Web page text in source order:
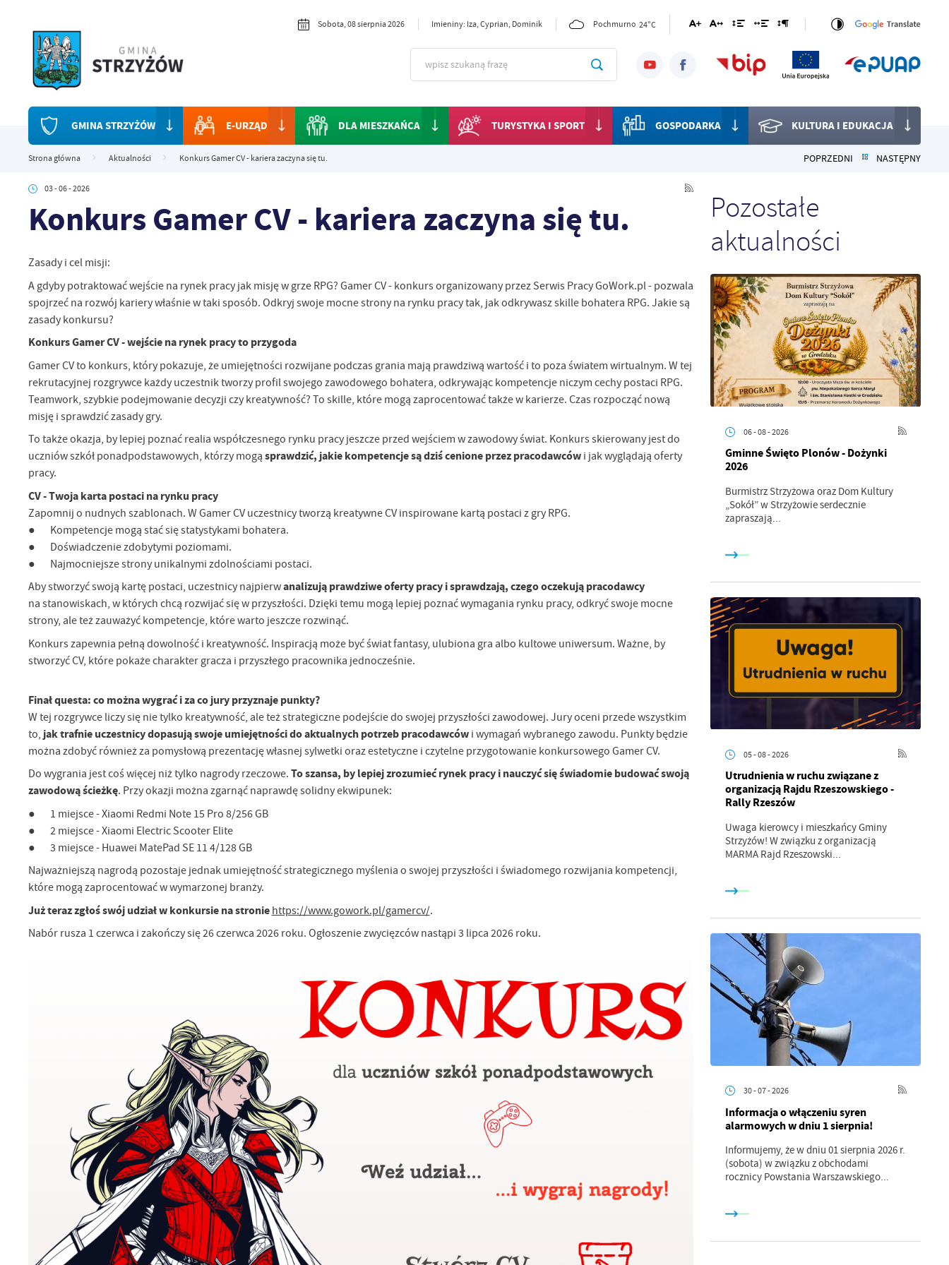
Sobota, 08 sierpnia 2026 Imieniny: Iza, Cyprian, Dominik Pochmurno 24°C
GMINA STRZYŻÓW E-URZĄD DLA MIESZKAŃCA TURYSTYKA I SPORT GOSPODARKA KULTURA I EDUKACJA
Strona główna Aktualności Konkurs Gamer CV - kariera zaczyna się tu. POPRZEDNI NASTĘPNY
03 - 06 - 2026
Konkurs Gamer CV - kariera zaczyna się tu.
Zasady i cel misji:
A gdyby potraktować wejście na rynek pracy jak misję w grze RPG? Gamer CV - konkurs organizowany przez Serwis Pracy GoWork.pl - pozwala
spojrzeć na rozwój kariery właśnie w taki sposób. Odkryj swoje mocne strony na rynku pracy tak, jak odkrywasz skille bohatera RPG. Jakie są
zasady konkursu?
Konkurs Gamer CV - wejście na rynek pracy to przygoda
Gamer CV to konkurs, który pokazuje, że umiejętności rozwijane podczas grania mają prawdziwą wartość i to poza światem wirtualnym. W tej
rekrutacyjnej rozgrywce każdy uczestnik tworzy profil swojego zawodowego bohatera, odkrywając kompetencje niczym cechy postaci RPG.
Teamwork, szybkie podejmowanie decyzji czy kreatywność? To skille, które mogą zaprocentować także w karierze. Czas rozpocząć nową
misję i sprawdzić zasady gry.
To także okazja, by lepiej poznać realia współczesnego rynku pracy jeszcze przed wejściem w zawodowy świat. Konkurs skierowany jest do
uczniów szkół ponadpodstawowych, którzy mogą sprawdzić, jakie kompetencje są dziś cenione przez pracodawcówi jak wyglądają oferty
pracy.
CV - Twoja karta postaci na rynku pracy
Zapomnij o nudnych szablonach. W Gamer CV uczestnicy tworzą kreatywne CV inspirowane kartą postaci z gry RPG.
● Kompetencje mogą stać się statystykami bohatera.
● Doświadczenie zdobytymi poziomami.
● Najmocniejsze strony unikalnymi zdolnościami postaci.
Aby stworzyć swoją kartę postaci, uczestnicy najpierwanalizują prawdziwe oferty pracy i sprawdzają, czego oczekują pracodawcy
na stanowiskach, w których chcą rozwijać się w przyszłości. Dzięki temu mogą lepiej poznać wymagania rynku pracy, odkryć swoje mocne
strony, ale też zauważyć kompetencje, które warto jeszcze rozwinąć.
Konkurs zapewnia pełną dowolność i kreatywność. Inspiracją może być świat fantasy, ulubiona gra albo kultowe uniwersum. Ważne, by
stworzyć CV, które pokaże charakter gracza i przyszłego pracownika jednocześnie.
Finał questa: co można wygrać i za co jury przyznaje punkty?
W tej rozgrywce liczy się nie tylko kreatywność, ale też strategiczne podejście do swojej przyszłości zawodowej. Jury oceni przede wszystkim
to, jak trafnie uczestnicy dopasują swoje umiejętności do aktualnych potrzeb pracodawcówi wymagań wybranego zawodu. Punkty będzie
można zdobyć również za pomysłową prezentację własnej sylwetki oraz estetyczne i czytelne przygotowanie konkursowego Gamer CV.
Do wygrania jest coś więcej niż tylko nagrody rzeczowe. To szansa, by lepiej zrozumieć rynek pracy i nauczyć się świadomie budować swoją
zawodową ścieżkę. Przy okazji można zgarnąć naprawdę solidny ekwipunek:
● 1 miejsce - Xiaomi Redmi Note 15 Pro 8/256 GB
● 2 miejsce - Xiaomi Electric Scooter Elite
● 3 miejsce - Huawei MatePad SE 11 4/128 GB
Najważniejszą nagrodą pozostaje jednak umiejętność strategicznego myślenia o swojej przyszłości i świadomego rozwijania kompetencji,
które mogą zaprocentować w wymarzonej branży.
Już teraz zgłoś swój udział w konkursie na stronie https://www.gowork.pl/gamercv/.
Nabór rusza 1 czerwca i zakończy się 26 czerwca 2026 roku. Ogłoszenie zwycięzców nastąpi 3 lipca 2026 roku.
Pozostałe
aktualności
06 - 08 - 2026
Gminne Święto Plonów - Dożynki
2026
Burmistrz Strzyżowa oraz Dom Kultury
„Sokół” w Strzyżowie serdecznie
zapraszają...
05 - 08 - 2026
Utrudnienia w ruchu związane z
organizacją Rajdu Rzeszowskiego -
Rally Rzeszów
Uwaga kierowcy i mieszkańcy Gminy
Strzyżów! W związku z organizacją
MARMA Rajd Rzeszowski...
30 - 07 - 2026
Informacja o włączeniu syren
alarmowych w dniu 1 sierpnia!
Informujemy, że w dniu 01 sierpnia 2026 r.
(sobota) w związku z obchodami
rocznicy Powstania Warszawskiego...
Ustawienia
wszystkie. W dowolnym momencie możesz dokonać zmiany swoich ustawień.
Niezbędne
umożliwiają Ci komfortowe korzystanie z oferowanych przez nas usług.
Pliki cookies odpowiadają na podejmowane przez Ciebie działania w celu m.in. dostosowania
cookies strona, z której korzystasz, może działać bez zakłóceń.
Funkcjonalne i personalizacyjne
Tego typu pliki cookies umożliwiają stronie internetowej zapamiętanie wprowadzonych przez
Ciebie ustawień oraz personalizację określonych funkcjonalności czy prezentowanych treści.
Dzięki tym plikom cookies możemy zapewnić Ci większy komfort korzystania z funkcjonalności
naszej strony poprzez dopasowanie jej do Twoich indywidualnych preferencji. Wyrażenie
zgody na funkcjonalne i personalizacyjne pliki cookies gwarantuje dostępność większej ilości
Analityczne pliki cookies pomagają nam rozwijać się i dostosowywać do Twoich potrzeb.
Cookies analityczne pozwalają na uzyskanie informacji w zakresie wykorzystywania witryny